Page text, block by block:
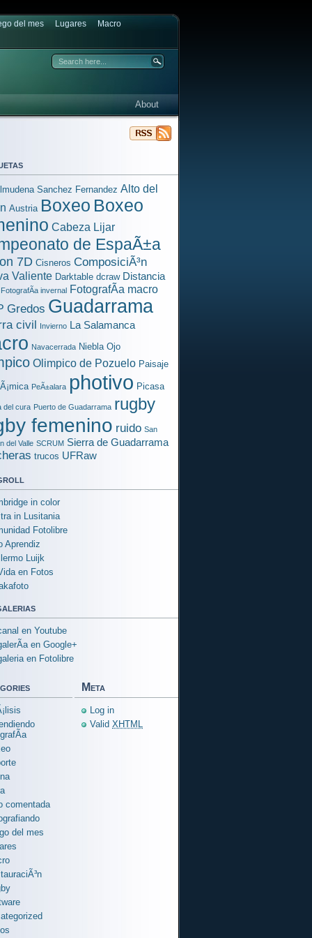
del mes Lugares Macro
About
Sanchez Fernandez Alto del
Austria Boxeo Boxeo
Cabeza Lijar
de EspaÃ±a
7D Cisneros ComposiciÃ³n
Valiente Darktable dcraw Distancia
FotografÃ­a invernal FotografÃ­a macro
Gredos Guadarrama
civil Invierno La Salamanca
Navacerrada Niebla Ojo
Olimpico de Pozuelo Paisaje
PeÃ±alara photivo Picasa
del cura Puerto de Guadarrama rugby
femenino ruido San
del Valle SCRUM Sierra de Guadarrama
trucos UFRaw
in color
in Lusitania
Fotolibre
Aprendiz
Luijk
en Fotos
en Youtube
en Google+
en Fotolibre
comentada
del mes
Meta
Log in
Valid XHTML